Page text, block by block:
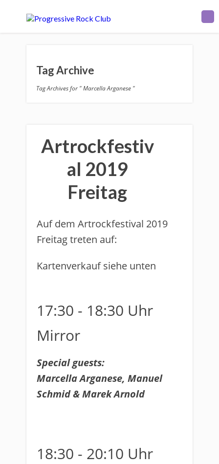
Tag Archive
Tag Archives for " Marcella Arganese "
Artrockfestiv
al 2019
Freitag
Auf dem Artrockfestival 2019
Freitag treten auf:
​Kartenverkauf siehe unten
17:30 - 18:30 Uhr
Mirror
Special guests:
Marcella Arganese, Manuel
Schmid & Marek Arnold
18:30 - 20:10 Uhr